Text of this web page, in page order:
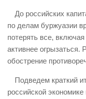
До российских
по делам буржуазии
потерять все,
активнее огрызаться.
обострение
Подведем краткий
российской экономике